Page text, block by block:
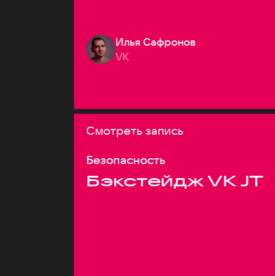
Илья Сафронов
VK
Смотреть запись
Безопасность
Бэкстейдж VK JT